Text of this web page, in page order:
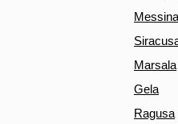
Messina
Marsala
Gela
Ragusa